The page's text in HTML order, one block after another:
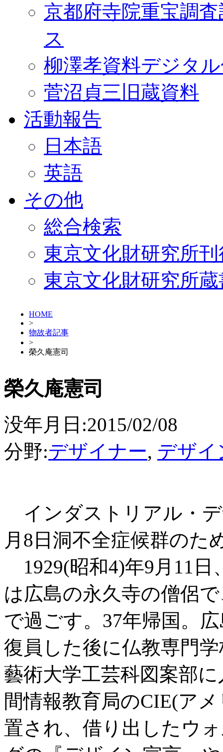
京都府寺院重宝調
ス
柳澤孝資料デジタ
菅沼貞三旧蔵資料
活動報告
日本語
英語
その他
総合検索
東京文化財研究所
東京文化財研究所
HOME
>
物故者記事
>
榮久庵憲司
榮久庵憲司
没年月日:2015/02/08
分野:デザイナー, デザイ
インダストリアル・
月8日洞不全症候群のた
1929(昭和4)年9月11日
は広島の永久寺の僧侶
で過ごす。37年帰国。
復員した後に仏教専門
藝術大学工芸科図案部
間情報教育局のCIE(ア
置され、借り出したウ